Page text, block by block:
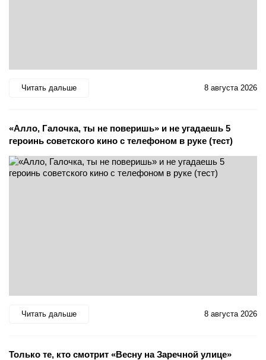
Читать дальше 8 августа 2026
«Алло, Галочка, ты не поверишь» и не угадаешь 5
героинь советского кино с телефоном в руке (тест)
Читать дальше 8 августа 2026
Только те, кто смотрит «Весну на Заречной улице»